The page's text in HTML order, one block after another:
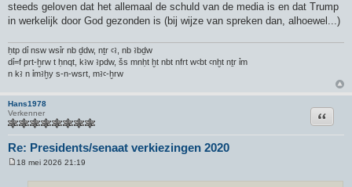
steeds geloven dat het allemaal de schuld van de media is en dat Trump
in werkelijk door God gezonden is (bij wijze van spreken dan, alhoewel...)
ḥtp dỉ nsw wsỉr nb ḏdw, nṯr ꜥꜣ, nb ꜣbḏw
dỉ=f prt-ḫrw t ḥnqt, kꜣw ꜣpdw, šs mnḥt ḫt nbt nfrt wꜥbt ꜥnḫt nṯr ỉm
n kꜣ n ỉmꜣḫy s-n-wsrt, mꜣꜥ-ḫrw
Hans1978
Verkenner
Re: Presidents/senaat verkiezingen 2020
Citeer
18 mei 2026 21:19